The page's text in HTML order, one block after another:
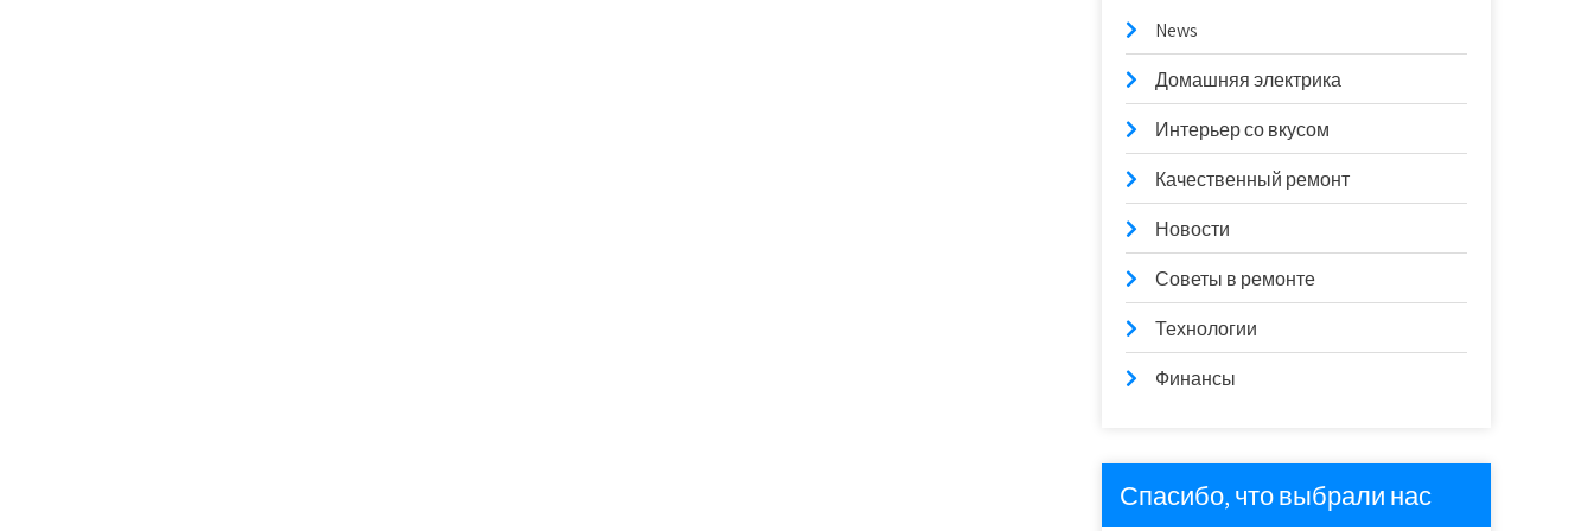
News
Домашняя электрика
Интерьер со вкусом
Качественный ремонт
Новости
Советы в ремонте
Технологии
Финансы
Спасибо, что выбрали нас